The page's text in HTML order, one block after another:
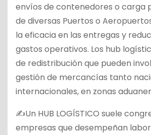
envíos de contenedores o carga
de diversas Puertos o
la eficacia en las entregas y
gastos operativos. Los hub
de redistribución que pueden
gestión de mercancías tanto
internacionales, en zonas
✍Un HUB LOGÍSTICO suele
empresas que desempeñan